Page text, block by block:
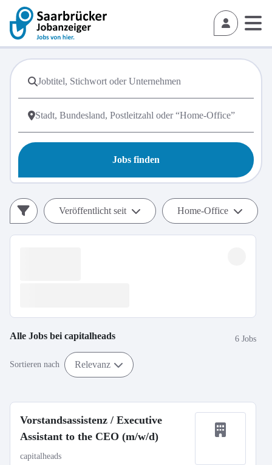
Jobs finden
Veröffentlicht seit Home-Office
Alle Jobs bei capitalheads 6 Jobs
Sortieren nach Relevanz
Vorstandsassistenz / Executive
Assistant to the CEO (m/w/d)
capitalheads